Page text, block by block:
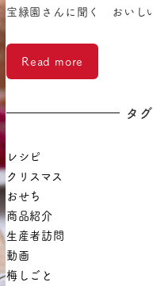
宝緑園さんに聞く おいし
Read more
タグ
レシピ
クリスマス
おせち
商品紹介
生産者訪問
動画
梅しごと